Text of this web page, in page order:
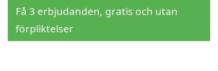
Få 3 erbjudanden, gratis och utan
förpliktelser